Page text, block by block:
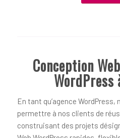
Conception
WordPress
En tant qu’agence
permettre à nos clients de
construisant des projets